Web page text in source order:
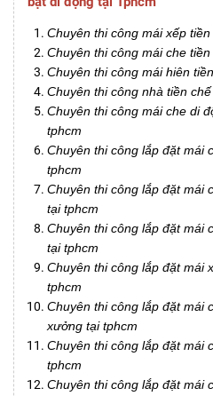
Chuyên thi công mái xếp
Chuyên thi công mái che
Chuyên thi công mái hiên
Chuyên thi công nhà tiền
Chuyên thi công mái che di
tphcm
Chuyên thi công lắp đặt mái
tphcm
Chuyên thi công lắp đặt mái
tại tphcm
Chuyên thi công lắp đặt mái
tại tphcm
Chuyên thi công lắp đặt mái
tphcm
Chuyên thi công lắp đặt mái
xưởng tại tphcm
Chuyên thi công lắp đặt mái
tphcm
Chuyên thi công lắp đặt mái